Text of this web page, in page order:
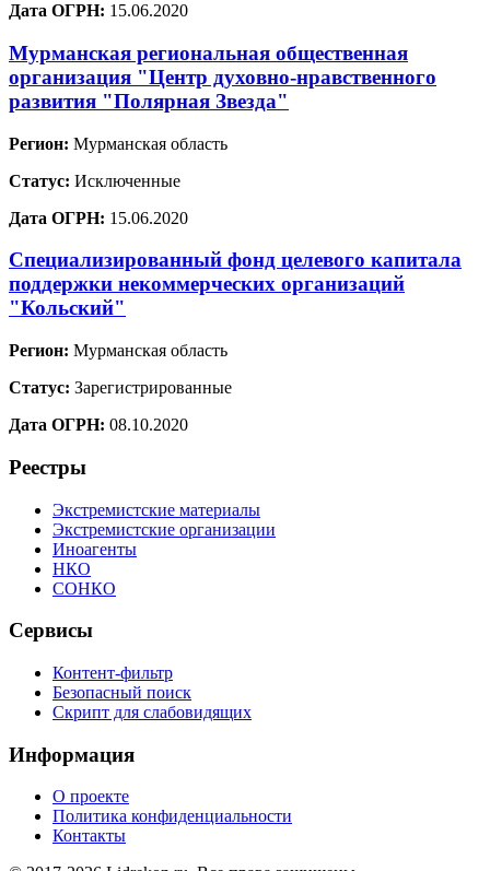
Дата ОГРН: 15.06.2020
Мурманская региональная общественная
организация "Центр духовно-нравственного
развития "Полярная Звезда"
Регион: Мурманская область
Статус: Исключенные
Дата ОГРН: 15.06.2020
Специализированный фонд целевого капитала
поддержки некоммерческих организаций
"Кольский"
Регион: Мурманская область
Статус: Зарегистрированные
Дата ОГРН: 08.10.2020
Реестры
Экстремистские материалы
Экстремистские организации
Иноагенты
НКО
СОНКО
Сервисы
Контент-фильтр
Безопасный поиск
Скрипт для слабовидящих
Информация
О проекте
Политика конфиденциальности
Контакты